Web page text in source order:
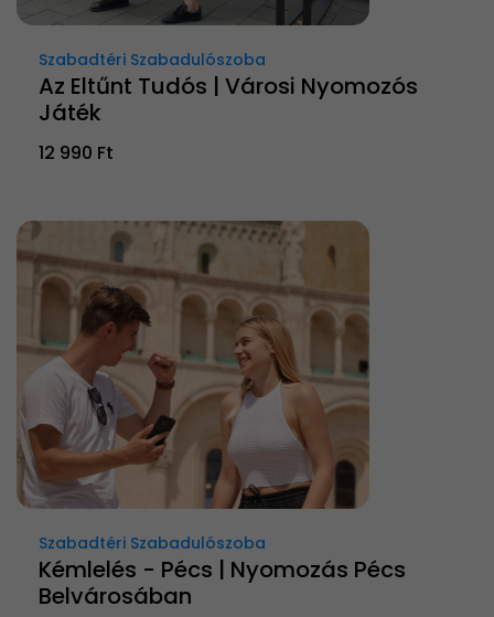
Szabadtéri Szabadulószoba
Az Eltűnt Tudós | Városi Nyomozós
Játék
12 990 Ft
Szabadtéri Szabadulószoba
Kémlelés - Pécs | Nyomozás Pécs
Belvárosában